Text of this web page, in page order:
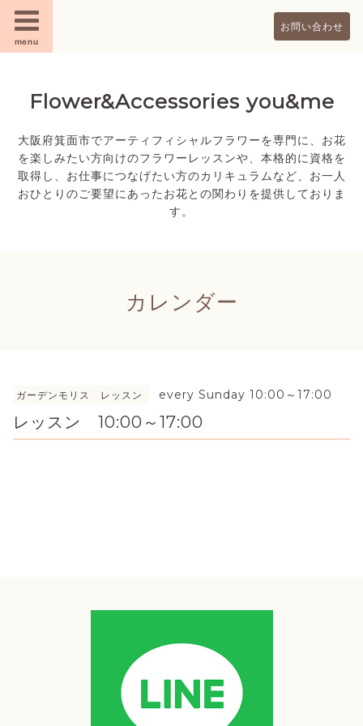
menu
お問い合わせ
Flower&Accessories you&me
大阪府箕面市でアーティフィシャルフラワーを専門に、お花
を楽しみたい方向けのフラワーレッスンや、本格的に資格を
取得し、お仕事につなげたい方のカリキュラムなど、お一人
おひとりのご要望にあったお花との関わりを提供しておりま
す。
カレンダー
ガーデンモリス レッスン every Sunday 10:00～17:00
レッスン 10:00～17:00